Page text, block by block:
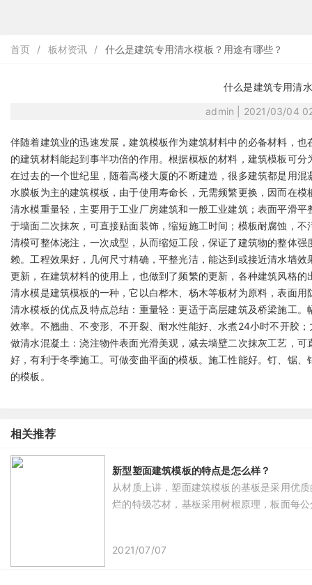
首页 / 板材资讯 / 什么是建筑专用清水模板？用途有哪些？
什么是建筑专用清
admin | 2021/03/04
伴随着建筑业的迅速发展，建筑模板作为建筑材料中的必备材料，
的建筑材料能起到事半功倍的作用。根据模板的材料，建筑模板可
在过去的一个世纪里，随着高楼大厦的不断建造，很多建筑都是用
水膜板为主的建筑模板，由于使用寿命长，无需频繁更换，因而在模
清水模重量轻，主要用于工业厂房建筑和一般工业建筑；表面平滑
于墙面二次抹灰，可直接贴面装饰，缩短施工时间；模板耐腐蚀，
清模可整体浇注，一次成型，从而缩短工段，保证了建筑物的整体
赖。工程效果好，几何尺寸精确，平整光洁，能达到或接近清水墙
更新，在建筑材料的使用上，也做到了频繁的更新，各种建筑风格的
清水模是建筑模板的一种，它以白桦木、杨木等板材为原料，表面
清水模板的优点及特点总结：重量轻：更适于高层建筑及桥梁施工
效率。不翘曲、不变形、不开裂、耐水性能好、水煮24小时不开胶
做清水混凝土：浇注物件表面光滑美观，减去墙壁二次抹灰工艺，
好，有利于冬季施工。可做变曲平面的模板。施工性能好。钉、锯
的模板。
相关推荐
新型塑面建筑模板的特点是怎么样？
从材质上讲，塑面建筑模板的基板是采用优
烂的特级芯材，基板采用树根原理，板面每
2021/07/07